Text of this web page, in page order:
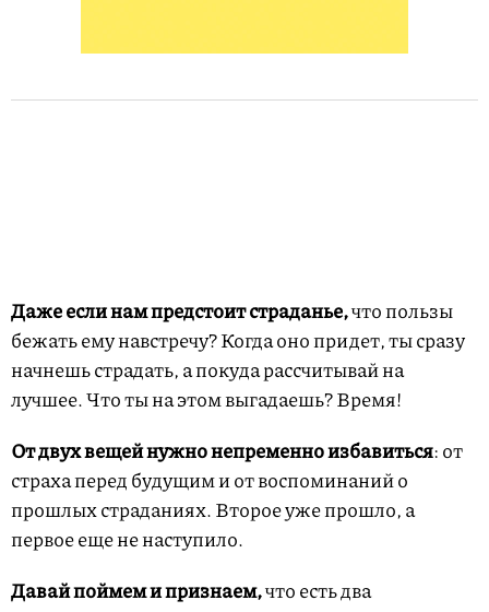
Даже если нам предстоит страданье,что пользы
бежать ему навстречу? Когда оно придет, ты сразу
начнешь страдать, а покуда рассчитывай на
лучшее. Что ты на этом выгадаешь? Время!
От двух вещей нужно непременно избавиться: от
страха перед будущим и от воспоминаний о
прошлых страданиях. Второе уже прошло, а
первое еще не наступило.
Давай поймем и признаем,что есть два